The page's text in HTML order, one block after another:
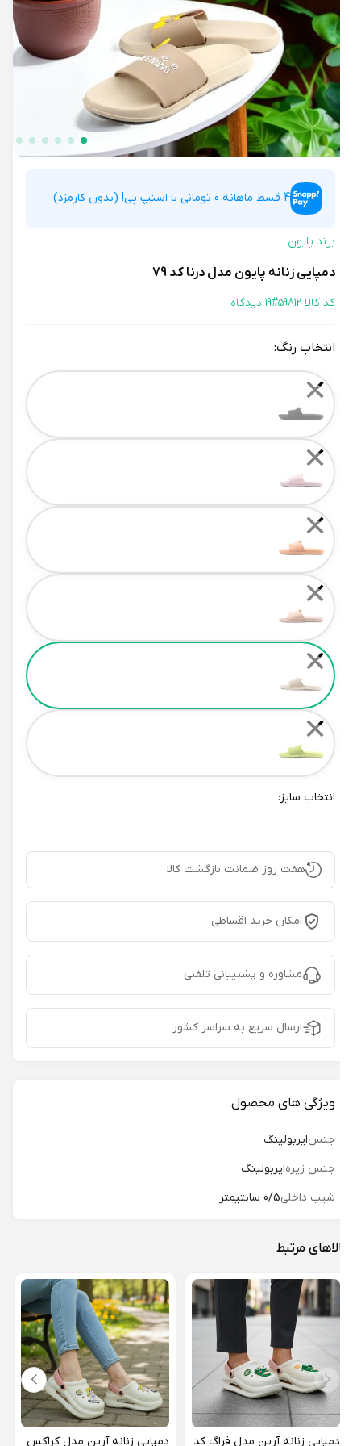
4 قسط ماهانه 0 تومانی با اسنپ پی! (بدون کارمزد)
برند پایون
دمپایی زنانه پایون مدل درنا کد 79
کد کالا 59812# 19 دیدگاه
انتخاب رنگ:
Color
✕
✕
✕
✕
✕
✕
انتخاب سایز:
هفت روز ضمانت بازگشت کالا
امکان خرید اقساطی
مشاوره و پشتیبانی تلفنی
ارسال سریع به سراسر کشور
ویژگی های محصول
جنسایربولینگ
جنس زیره ایربولینگ
شیب داخلی0/5 سانتیمتر
مرتبط
دمپایی زنانه آرین مدل فراگ کد دمپایی زنانه آرین مدل کراکس